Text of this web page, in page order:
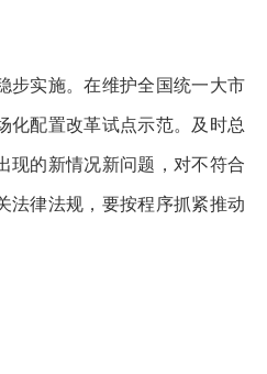
实施。在维护全国统一大市
化配置改革试点示范。及时总
现的新情况新问题，对不符合
法律法规，要按程序抓紧推动